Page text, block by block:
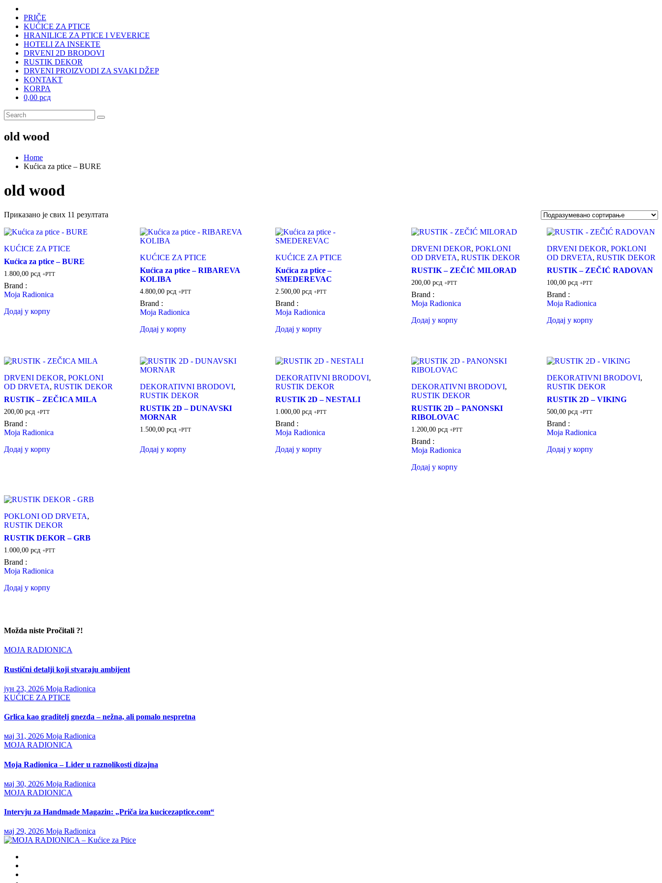
PRIČE
KUĆICE ZA PTICE
HRANILICE ZA PTICE I VEVERICE
HOTELI ZA INSEKTE
DRVENI 2D BRODOVI
RUSTIK DEKOR
DRVENI PROIZVODI ZA SVAKI DŽEP
KONTAKT
KORPA
0,00 рсд
old wood
Home
Kućica za ptice – BURE
old wood
Приказано је свих 11 резултата
KUĆICE ZA PTICE
Kućica za ptice – BURE
1.800,00 рсд +PTT
Brand :
Moja Radionica
Додај у корпу
KUĆICE ZA PTICE
Kućica za ptice – RIBAREVA
KOLIBA
4.800,00 рсд +PTT
Brand :
Moja Radionica
Додај у корпу
KUĆICE ZA PTICE
Kućica za ptice –
SMEDEREVAC
2.500,00рсд +PTT
Brand :
Moja Radionica
Додај у корпу
DRVENI DEKOR, POKLONI
OD DRVETA, RUSTIK DEKOR
RUSTIK – ZEČIĆ MILORAD
200,00 рсд +PTT
Brand :
Moja Radionica
Додај у корпу
DRVENI DEKOR,POKLONI
OD DRVETA,RUSTIK DEKOR
RUSTIK – ZEČIĆ RADOVAN
100,00рсд +PTT
Brand :
Moja Radionica
Додај у корпу
DRVENI DEKOR, POKLONI
OD DRVETA, RUSTIK DEKOR
RUSTIK – ZEČICA MILA
200,00 рсд +PTT
Brand :
Moja Radionica
Додај у корпу
DEKORATIVNI BRODOVI,
RUSTIK DEKOR
RUSTIK 2D – DUNAVSKI
MORNAR
1.500,00 рсд +PTT
Додај у корпу
DEKORATIVNI BRODOVI,
RUSTIK DEKOR
RUSTIK 2D – NESTALI
1.000,00рсд +PTT
Brand :
Moja Radionica
Додај у корпу
DEKORATIVNI BRODOVI,
RUSTIK DEKOR
RUSTIK 2D – PANONSKI
RIBOLOVAC
1.200,00 рсд +PTT
Brand :
Moja Radionica
Додај у корпу
DEKORATIVNI BRODOVI,
RUSTIK DEKOR
RUSTIK 2D – VIKING
500,00рсд +PTT
Brand :
Moja Radionica
Додај у корпу
POKLONI OD DRVETA,
RUSTIK DEKOR
RUSTIK DEKOR – GRB
1.000,00 рсд +PTT
Brand :
Moja Radionica
Додај у корпу
Možda niste Pročitali ?!
MOJA RADIONICA
Rustični detalji koji stvaraju ambijent
јун 23, 2026 Moja Radionica
KUĆICE ZA PTICE
Grlica kao graditelj gnezda – nežna, ali pomalo nespretna
мај 31, 2026 Moja Radionica
MOJA RADIONICA
Moja Radionica – Lider u raznolikosti dizajna
мај 30, 2026 Moja Radionica
MOJA RADIONICA
Intervju za Handmade Magazin: „Priča iza kucicezaptice.com“
мај 29, 2026 Moja Radionica